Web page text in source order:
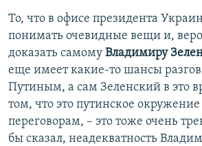
То, что в офисе президента
понимать очевидные вещи и,
доказать самому Владимиру
еще имеет какие-то шансы
Путиным, а сам Зеленский в это
том, что это путинское
переговорам, – это тоже очень
бы сказал, неадекватность